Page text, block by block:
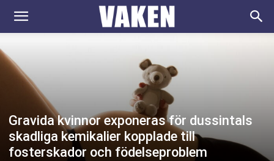
VAKEN.se
Gravida kvinnor exponeras för dussintals
skadliga kemikalier kopplade till
fosterskador och födelseproblem